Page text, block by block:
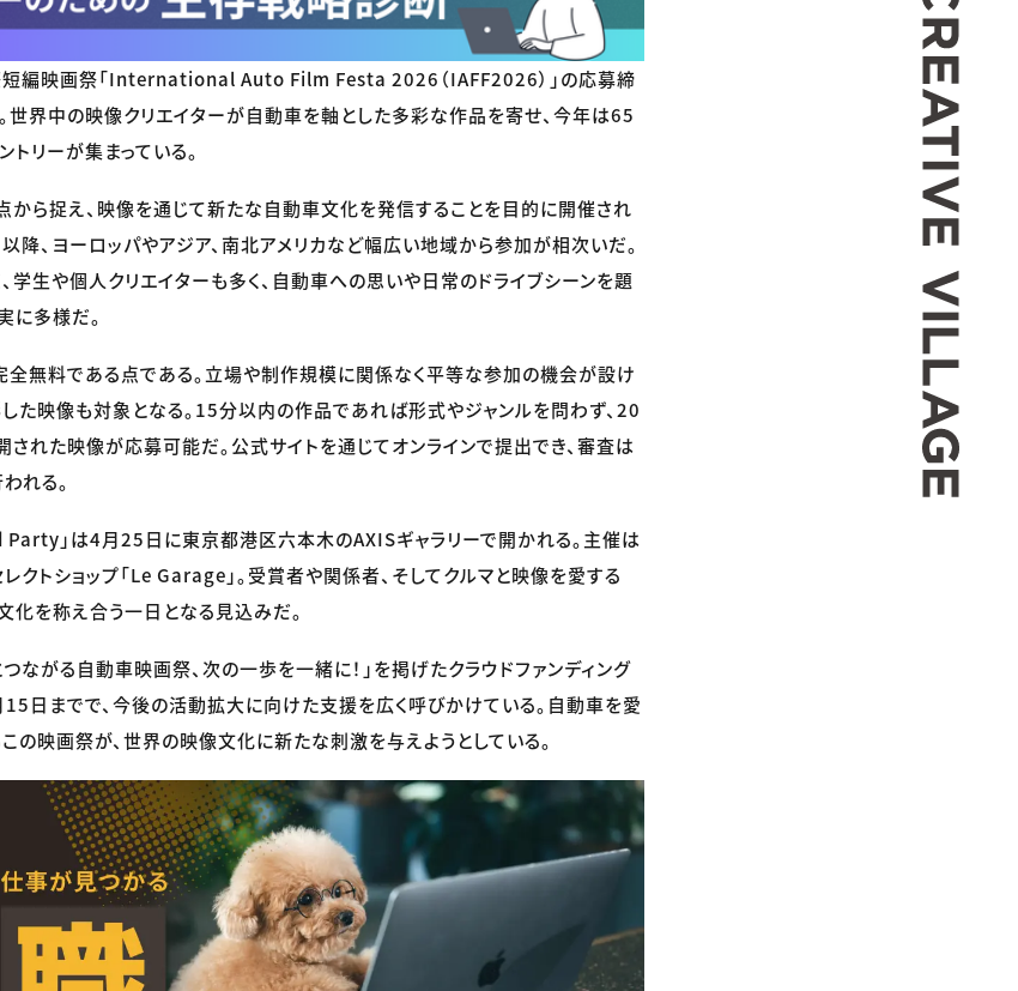
短編映画祭「International Auto Film Festa 2026（IAFF2026）」の応募締
世界中の映像クリエイターが自動車を軸とした多彩な作品を寄せ、今年は65
リーが集まっている。
ら捉え、映像を通じて新たな自動車文化を発信することを目的に開催され
降、ヨーロッパやアジア、南北アメリカなど幅広い地域から参加が相次いだ。
学生や個人クリエイターも多く、自動車への思いや日常のドライブシーンを題
に多様だ。
無料である点である。立場や制作規模に関係なく平等な参加の機会が設け
した映像も対象となる。15分以内の作品であれば形式やジャンルを問わず、20
れた映像が応募可能だ。公式サイトを通じてオンラインで提出でき、審査は
れる。
」は4月25日に東京都港区六本木のAXISギャラリーで開かれる。主催は
クトショップ「Le Garage」。受賞者や関係者、そしてクルマと映像を愛する
化を称え合う一日となる見込みだ。
つながる自動車映画祭、次の一歩を一緒に！」を掲げたクラウドファンディング
日までで、今後の活動拡大に向けた支援を広く呼びかけている。自動車を愛
の映画祭が、世界の映像文化に新たな刺激を与えようとしている。